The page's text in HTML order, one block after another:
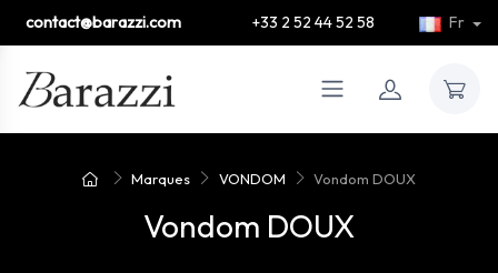
contact@barazzi.com +33 2 52 44 52 58 Fr
Marques VONDOM Vondom DOUX
Vondom DOUX